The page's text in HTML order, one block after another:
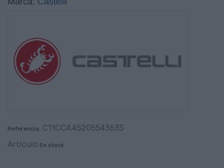
Referencia: C11CCA4520554363S
Artículo En stock